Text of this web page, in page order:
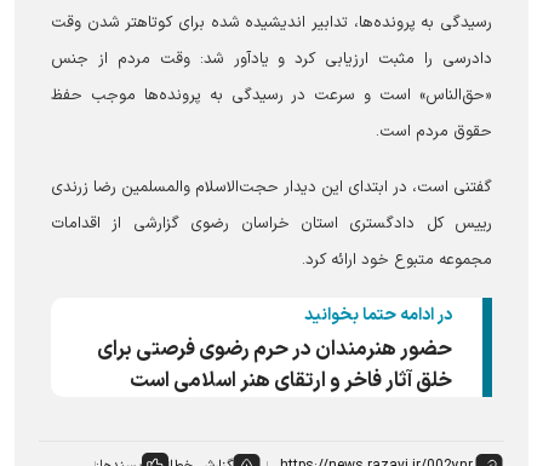
رسیدگی به پرونده‌ها، تدابیر اندیشیده شده برای کوتاهتر شدن وقت
دادرسی را مثبت ارزیابی کرد و یادآور شد: وقت مردم از جنس
«حق‌الناس» است و سرعت در رسیدگی به پرونده‌ها موجب حفظ
حقوق مردم است.
گفتنی است، در ابتدای این دیدار حجت‌الاسلام والمسلمین رضا زرندی
رییس کل دادگستری استان خراسان رضوی گزارشی از اقدامات
مجموعه متبوع خود ارائه کرد.
در ادامه حتما بخوانید
حضور هنرمندان در حرم رضوی فرصتی برای
خلق آثار فاخر و ارتقای هنر اسلامی است